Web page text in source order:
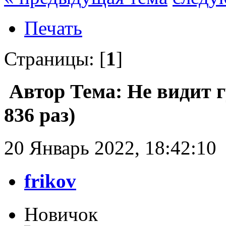
Печать
Страницы: [1]
Автор Тема: Не видит
836 раз)
20 Январь 2022, 18:42:10
frikov
Новичок